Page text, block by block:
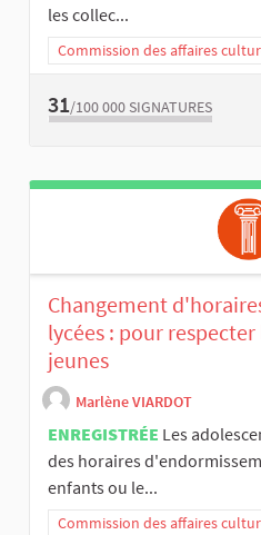
les collec...
Commission des affaires
31/100 000 SIGNATURES
Changement
lycées : pour
jeunes
Marlène VIARDOT
ENREGISTRÉE Les
des horaires
enfants ou le...
Commission des affaires